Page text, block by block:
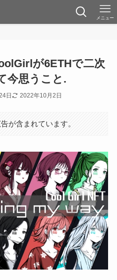
メニュー
が6ETHで二次
今思うこと.
日 2022年10月2日
が含まれています。